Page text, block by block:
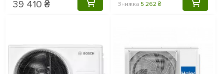
39 410 ₴ Знижка 5 262 ₴